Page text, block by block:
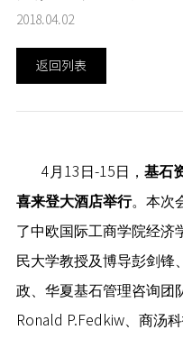
2018.04.02
返回列表
4 月 13 日 -15 日， 基石
喜来登大酒店举行。本次
了中欧国际工商学院经济
民大学教授及博导彭剑锋
政、华夏基石管理咨询团
Ronald P.Fedkiw、商汤